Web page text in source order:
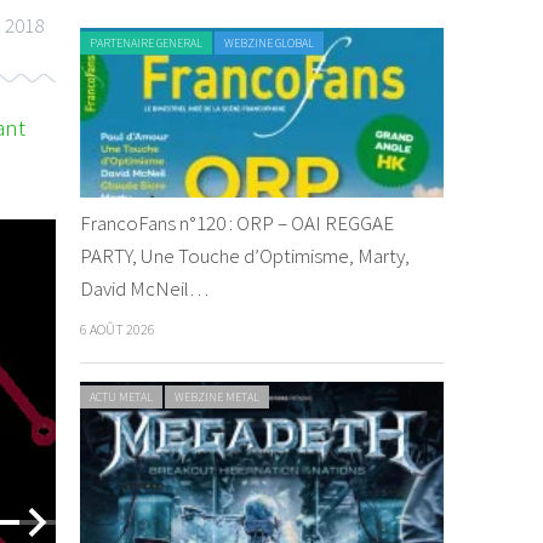
2018
ACTU REGGAE WEBZINE REGGAE
By
PARTENAIRE GENERAL WEBZINE GLOBAL
FrancoFans n°120 : ORP – OAI REGGAE
PARTY, Une Touche d’Optimisme, Marty,
David McNeil…
6 AOÛT 2026
ACTU METAL WEBZINE METAL